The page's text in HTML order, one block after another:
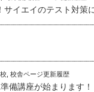
イエイのテスト対策
校舎ページ更新履歴
備講座が始まります！